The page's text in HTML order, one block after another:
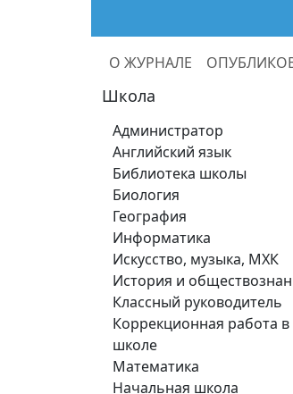
О ЖУРНАЛЕ
Школа
Администратор
Английский язык
Библиотека школы
Биология
География
Информатика
Искусство, музыка, МХК
История и
Классный руководитель
Коррекционная работа в
школе
Математика
Начальная школа